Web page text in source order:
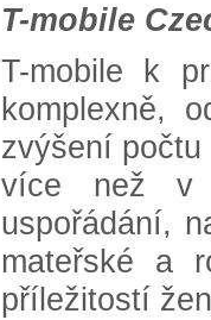
T-mobile
T-mobile k
komplexně,
zvýšení
více než v
uspořádání,
mateřské a
příležitostí